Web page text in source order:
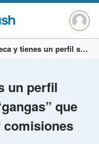
¿Buscas hipoteca y tienes un perfil sólido? Cuidado con las “gangas” que te encadenan a seguros y comisiones
un perfil
que
comisiones